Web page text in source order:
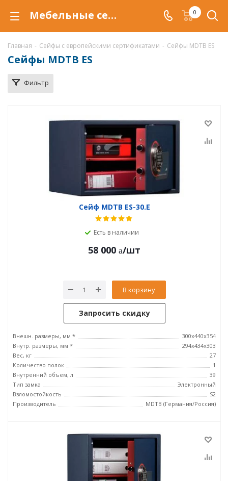
Мебельные сейфы MDTB ES в Магнитогорске, сейфы ES, купить сейф MDTB ES по низкой цене, доставка сейфов MDTB ES 0
Главная - Сейфы с европейскими сертификатами - Сейфы MDTB ES
Сейфы MDTB ES
Фильтр
Сейф MDTB ES-30.E
Есть в наличии
58 000 /шт
В корзину
Запросить скидку
Внешн. размеры, мм *
300x440x354
Внутр. размеры, мм *
294x434x303
Вес, кг
27
Количество полок
1
Внутренний объем, л
39
Тип замка
Электронный
Взломостойкость
S2
Производитель
MDTB (Германия/Россия)